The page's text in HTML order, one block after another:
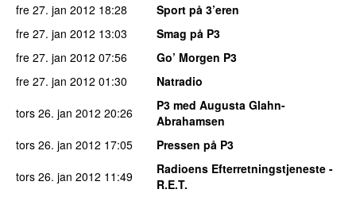
fre 27. jan 2012 18:28
Sport på 3’eren
fre 27. jan 2012 13:03
Smag på P3
fre 27. jan 2012 07:56
Go’ Morgen P3
fre 27. jan 2012 01:30
Natradio
tors 26. jan 2012 20:26
P3 med Augusta Glahn-
Abrahamsen
tors 26. jan 2012 17:05
Pressen på P3
tors 26. jan 2012 11:49
Radioens Efterretningstjeneste -
R.E.T.